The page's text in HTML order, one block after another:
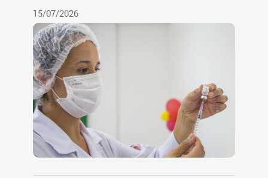
15/07/2026